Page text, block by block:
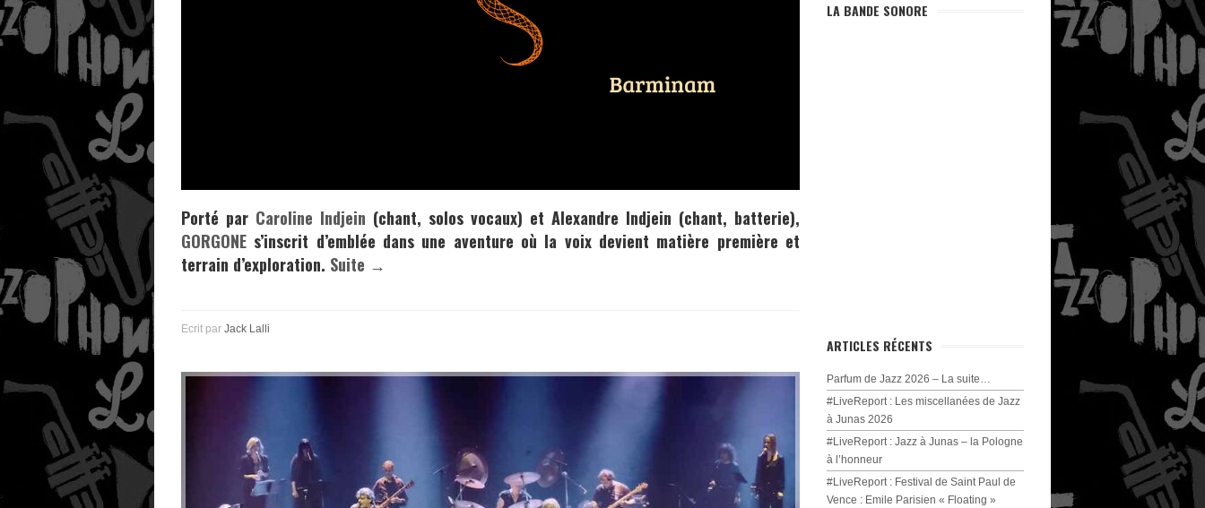
Porté par Caroline Indjein (chant, solos vocaux) et Alexandre Indjein (chant, batterie),
GORGONE s’inscrit d’emblée dans une aventure où la voix devient matière première et
terrain d’exploration. Suite →
Ecrit par Jack Lalli
LA BANDE SONORE
ARTICLES RÉCENTS
Parfum de Jazz 2026 – La suite…
#LiveReport : Les miscellanées de Jazz
à Junas 2026
#LiveReport : Jazz à Junas – la Pologne
à l’honneur
#LiveReport : Festival de Saint Paul de
Vence : Emile Parisien « Floating »